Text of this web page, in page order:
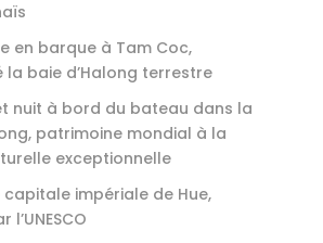
en barque à Tam Coc,
la baie d’Halong terrestre
nuit à bord du bateau dans la
patrimoine mondial à la
exceptionnelle
capitale impériale de Hue,